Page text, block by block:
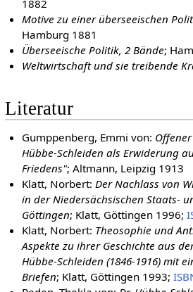
1882
Motive zu einer überseeischen
Hamburg 1881
Überseeische Politik, 2 Bände;
Weltwirtschaft und sie treibende
Literatur
Gumppenberg, Emmi von:
Hübbe-Schleiden als Erwiderung
Friedens"; Altmann, Leipzig 1913
Klatt, Norbert:Der Nachlass von
in der Niedersächsischen Staats-
Göttingen; Klatt, Göttingen 1996;
Klatt, Norbert: Theosophie und
Aspekte zu ihrer Geschichte aus
Hübbe-Schleiden (1846-1916) mit
Briefen; Klatt, Göttingen 1993;